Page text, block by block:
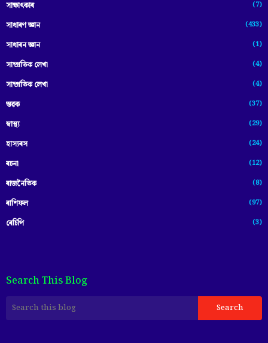
সাক্ষাৎকাৰ (7)
সাধাৰণ জ্ঞান (433)
সাধাৰন জ্ঞান (1)
সাম্প্রতিক লেখা (4)
সাম্প্ৰতিক লেখা (4)
স্তৱক (37)
স্বাস্থ্য (29)
হাস্যৰস (24)
ৰচনা (12)
ৰাজনৈতিক (8)
ৰাশিফল (97)
ৰেচিপি (3)
Search This Blog